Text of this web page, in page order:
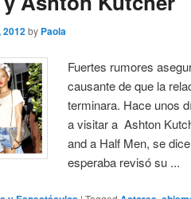
2012 by Paola
Fuertes rumores
causante de que la
terminara. Hace unos
a visitar a Ashton
and a Half Men, se
esperaba revisó su ...